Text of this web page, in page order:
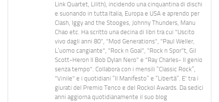
Link Quartet, Lilith), incidendo una cinquantina di dischi
e suonando in tutta Italia, Europa e USA e aprendo per
Clash, Iggy and the Stooges, Johnny Thunders, Manu
Chao etc. Ha scritto una decina di libri tra cui "Uscito
vivo dagli anni 80", "Mod Generations", "Paul Weller,
L’uomo cangiante", "Rock n Goal", "Rock n Spor"t, Gil
Scott-Heron Il Bob Dylan Nero" e "Ray Charles- Il genio
senza tempo". Collabora con i mensili “Classic Rock”,
"Vinile" e i quotidiani “Il Manifesto” e “Libertà”. E' tra i
giurati del Premio Tenco e del Rockol Awards. Da sedici
anni aggiorna quotidianamente il suo blog